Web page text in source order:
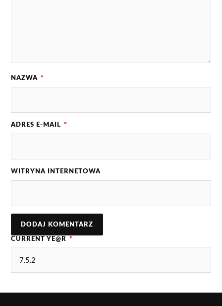
NAZWA *
ADRES E-MAIL *
WITRYNA INTERNETOWA
CURRENT YE@R *